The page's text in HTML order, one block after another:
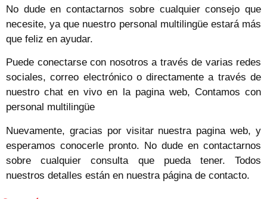
No dude en contactarnos sobre cualquier consejo que
necesite, ya que nuestro personal multilingüe estará más
que feliz en ayudar.
Puede conectarse con nosotros a través de varias redes
sociales, correo electrónico o directamente a través de
nuestro chat en vivo en la pagina web, Contamos con
personal multilingüe
Nuevamente, gracias por visitar nuestra pagina web, y
esperamos conocerle pronto. No dude en contactarnos
sobre cualquier consulta que pueda tener. Todos
nuestros detalles están en nuestra página de contacto.